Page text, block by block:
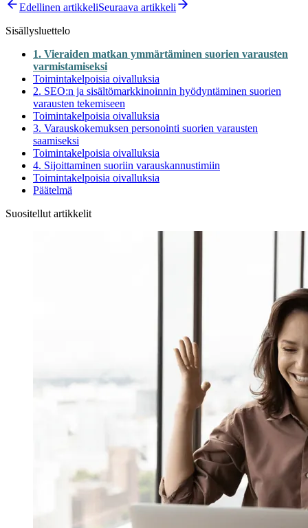
Edellinen artikkeliSeuraava artikkeli
Sisällysluettelo
1. Vieraiden matkan ymmärtäminen suorien varausten
varmistamiseksi
Toimintakelpoisia oivalluksia
2. SEO:n ja sisältömarkkinoinnin hyödyntäminen suorien
varausten tekemiseen
Toimintakelpoisia oivalluksia
3. Varauskokemuksen personointi suorien varausten
saamiseksi
Toimintakelpoisia oivalluksia
4. Sijoittaminen suoriin varauskannustimiin
Toimintakelpoisia oivalluksia
Päätelmä
Suositellut artikkelit